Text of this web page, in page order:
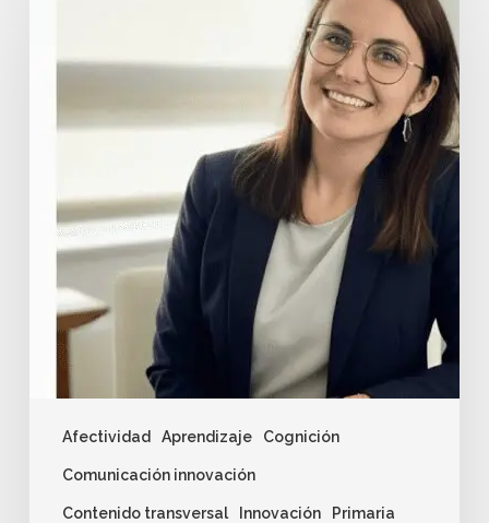
Afectividad Aprendizaje Cognición
Comunicación innovación
Contenido transversal Innovación Primaria